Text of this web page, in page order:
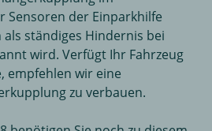
Sensoren der Einparkhilfe
ständiges Hindernis bei
wird. Verfügt Ihr Fahrzeug
empfehlen wir eine
zu verbauen.